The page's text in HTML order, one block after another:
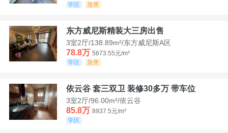
学区
急售
东方威尼斯精装大三房出售
3室2厅/138.89m²/东方威尼斯A区
78.8万 5673.55元/m²
学区
急售
依云谷 套三双卫 装修30多万 带车位
3室2厅/96.00m²/依云谷
85.8万 8937.5元/m²
学区